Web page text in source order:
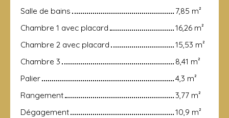
Salle de bains
7,85 m²
Chambre 1 avec placard
16,26 m²
Chambre 2 avec placard
15,53 m²
Chambre 3
8,41 m²
Palier
4,3 m²
Rangement
3,77 m²
Dégagement
10,9 m²